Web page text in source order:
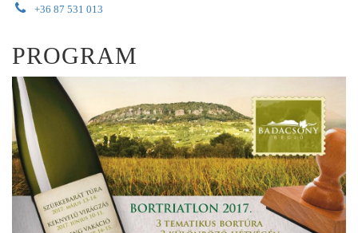
+36 87 531 013
PROGRAM